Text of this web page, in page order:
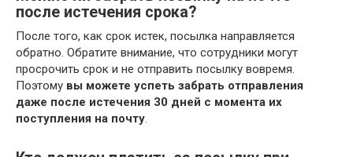
после истечения срока?
После того, как срок истек, посылка направляется
обратно. Обратите внимание, что сотрудники могут
просрочить срок и не отправить посылку вовремя.
Поэтому вы можете успеть забрать отправления
даже после истечения 30 дней с момента их
поступления на почту.